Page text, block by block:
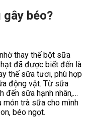
béo?
thay thế bột sữa
đã được biết đến là
thế sữa tươi, phù hợp
động vật. Từ sữa
đến sữa hạnh nhân,…
món trà sữa cho mình
béo ngọt.